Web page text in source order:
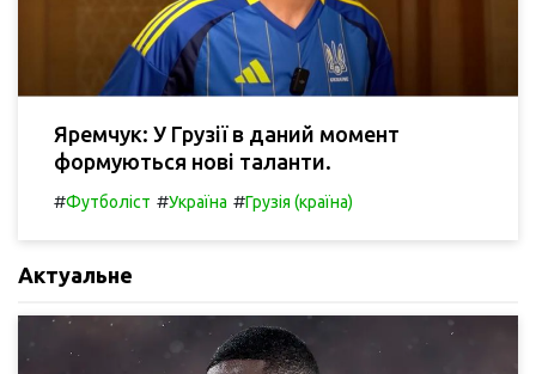
Яремчук: У Грузії в даний момент
формуються нові таланти.
#Футболіст #Україна #Грузія (країна)
Актуальне